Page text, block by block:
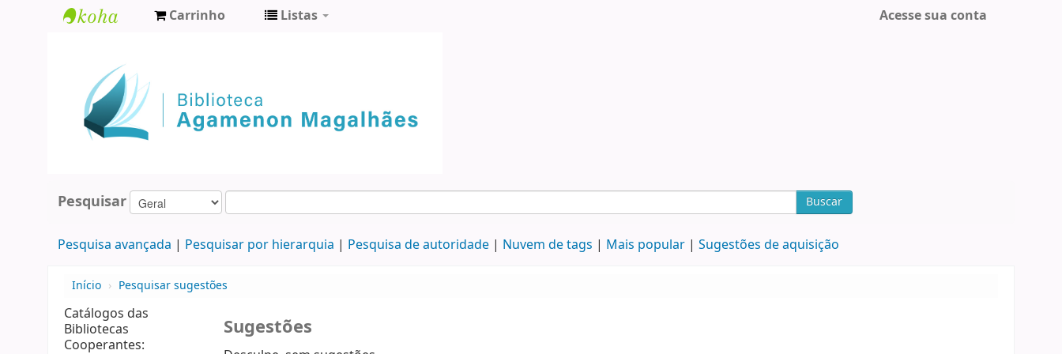
Agamenon
Magalhães
Carrinho Listas Acesse sua conta
Pesquisar Buscar
Pesquisa avançada Pesquisar por hierarquia Pesquisa de autoridade Nuvem de tags Mais popular Sugestões de aquisição
Início › Pesquisar sugestões
Catálogos das
Bibliotecas
Cooperantes:
Sugestões